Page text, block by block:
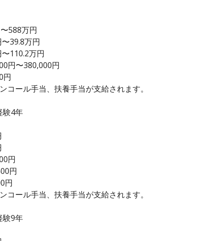
588万円
39.8万円
110.2万円
円〜380,000円
円
コール手当、扶養手当が支給されます。
験4年
円
円
円
コール手当、扶養手当が支給されます。
験9年